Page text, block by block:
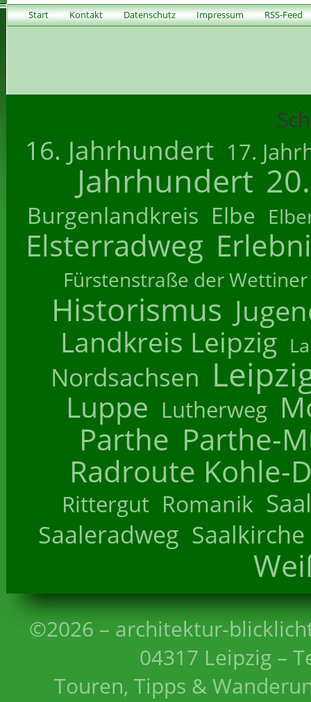
Start Kontakt Datenschutz Impressum RSS-Feed
16. Jahrhundert 17.
Jahrhundert
Burgenlandkreis Elbe
Elsterradweg
Fürstenstraße der Wettiner
Historismus
Landkreis Leipzig
Nordsachsen
Luppe Lutherweg
Parthe Parthe-
Radroute Kohle-
Rittergut Romanik
Saaleradweg Saalkirche
©2026 – architektur-
04317 Leipzig –
Touren, Tipps &